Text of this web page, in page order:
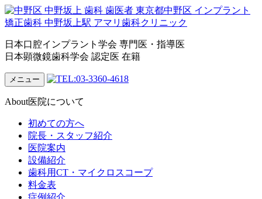
日本口腔インプラント学会 専門医・指導医
日本顕微鏡歯科学会 認定医 在籍
メニュー
About医院について
初めての方へ
院長・スタッフ紹介
医院案内
設備紹介
歯科用CT・マイクロスコープ
料金表
症例紹介